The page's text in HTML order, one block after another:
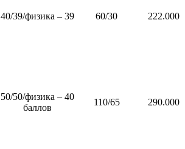
40/39/физика – 39 60/30 222.000
50/50/физика – 40
баллов
110/65 290.000